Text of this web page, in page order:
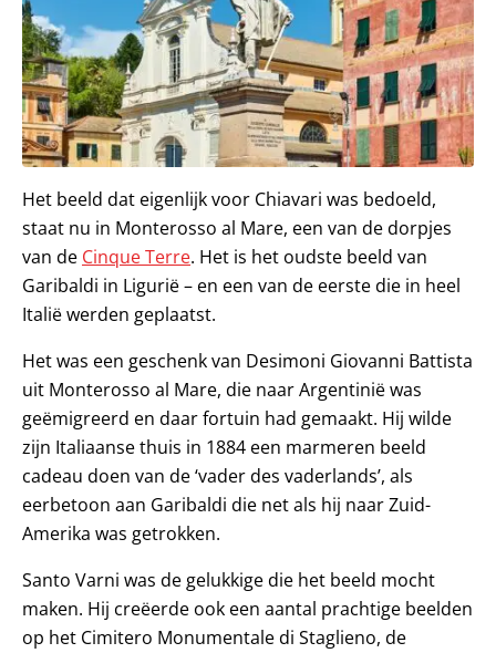
Het beeld dat eigenlijk voor Chiavari was bedoeld,
staat nu in Monterosso al Mare, een van de dorpjes
van de Cinque Terre. Het is het oudste beeld van
Garibaldi in Ligurië – en een van de eerste die in heel
Italië werden geplaatst.
Het was een geschenk van Desimoni Giovanni Battista
uit Monterosso al Mare, die naar Argentinië was
geëmigreerd en daar fortuin had gemaakt. Hij wilde
zijn Italiaanse thuis in 1884 een marmeren beeld
cadeau doen van de ‘vader des vaderlands’, als
eerbetoon aan Garibaldi die net als hij naar Zuid-
Amerika was getrokken.
Santo Varni was de gelukkige die het beeld mocht
maken. Hij creëerde ook een aantal prachtige beelden
op het Cimitero Monumentale di Staglieno, de